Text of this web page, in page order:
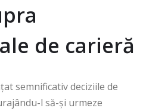
de carieră
semnificativ deciziile de
l să-și urmeze